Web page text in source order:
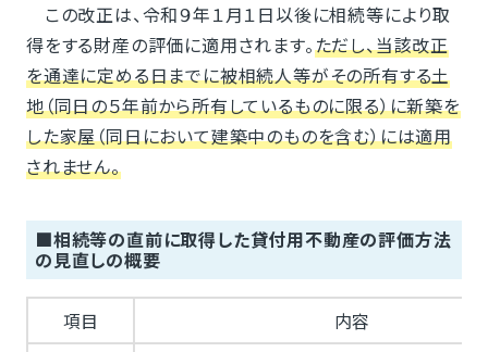
この改正は、令和９年１月１日以後に相続等により取
得をする財産の評価に適用されます。ただし、当該改正
を通達に定める日までに被相続人等がその所有する土
地（同日の５年前から所有しているものに限る）に新築を
した家屋（同日において建築中のものを含む）には適用
されません。
■相続等の直前に取得した貸付用不動産の評価方法
の見直しの概要
項目 内容